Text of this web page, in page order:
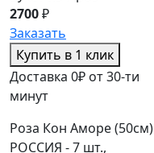
2700₽
Заказать
Купить в 1 клик
Доставка 0₽ от 30-ти
минут
Роза Кон Аморе (50см)
РОССИЯ - 7 шт.,